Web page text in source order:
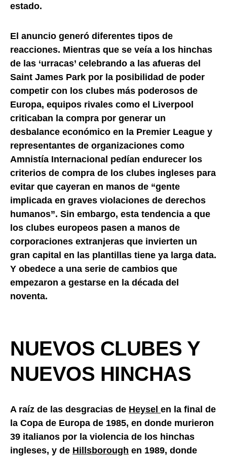
estado.
El anuncio generó diferentes tipos de
reacciones. Mientras que se veía a los hinchas
de las ‘urracas’ celebrando a las afueras del
Saint James Park por la posibilidad de poder
competir con los clubes más poderosos de
Europa, equipos rivales como el Liverpool
criticaban la compra por generar un
desbalance económico en la Premier League y
representantes de organizaciones como
Amnistía Internacional pedían endurecer los
criterios de compra de los clubes ingleses para
evitar que cayeran en manos de “gente
implicada en graves violaciones de derechos
humanos”. Sin embargo, esta tendencia a que
los clubes europeos pasen a manos de
corporaciones extranjeras que invierten un
gran capital en las plantillas tiene ya larga data.
Y obedece a una serie de cambios que
empezaron a gestarse en la década del
noventa.
NUEVOS CLUBES Y
NUEVOS HINCHAS
A raíz de las desgracias de Heysel en la final de
la Copa de Europa de 1985, en donde murieron
39 italianos por la violencia de los hinchas
ingleses, y de Hillsborough en 1989, donde